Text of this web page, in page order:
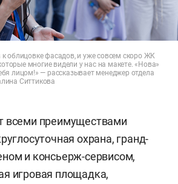
облицовке фасадов, и уже совсем скоро ЖК
многие видели у нас на макете. «Нова»
лицом!» — рассказывает менеджер отдела
Ситтикова
всеми преимуществами
охрана, гранд-
и консьерж-сервисом,
игровая площадка,